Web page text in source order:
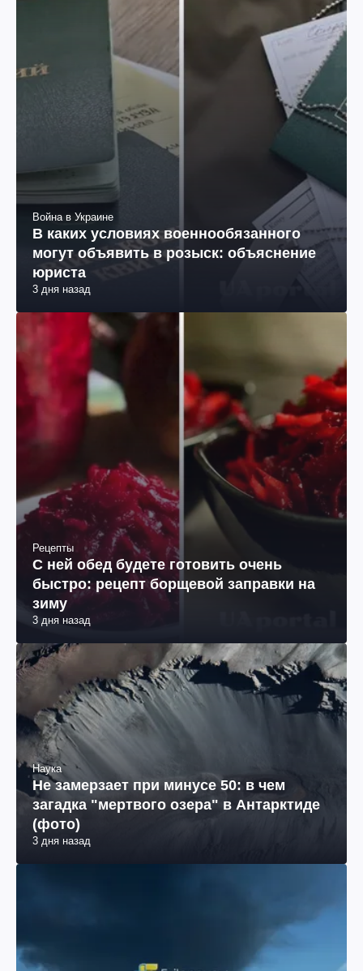
Война в Украине
В каких условиях военнообязанного
могут объявить в розыск: объяснение
юриста
3 дня назад
Рецепты
С ней обед будете готовить очень
быстро: рецепт борщевой заправки на
зиму
3 дня назад
Наука
Не замерзает при минусе 50: в чем
загадка "мертвого озера" в Антарктиде
(фото)
3 дня назад